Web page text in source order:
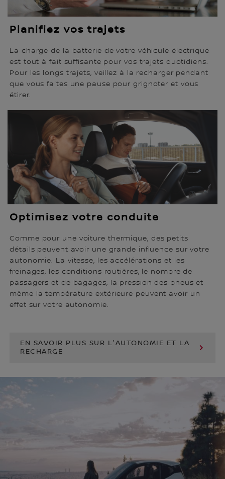
Planifiez vos trajets
La charge de la batterie de votre véhicule électrique
est tout à fait suffisante pour vos trajets quotidiens.
Pour les longs trajets, veillez à la recharger pendant
que vous faites une pause pour grignoter et vous
étirer.
Optimisez votre conduite
Comme pour une voiture thermique, des petits
détails peuvent avoir une grande influence sur votre
autonomie. La vitesse, les accélérations et les
freinages, les conditions routières, le nombre de
passagers et de bagages, la pression des pneus et
même la température extérieure peuvent avoir un
effet sur votre autonomie.
EN SAVOIR PLUS SUR L'AUTONOMIE ET LA
RECHARGE